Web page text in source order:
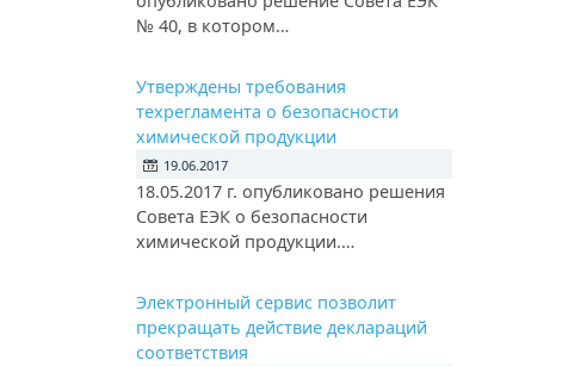
№ 40, в котором…
Утверждены требования
техрегламента о безопасности
химической продукции
19.06.2017
18.05.2017 г. опубликовано решения
Совета ЕЭК о безопасности
химической продукции.…
Электронный сервис позволит
прекращать действие деклараций
соответствия